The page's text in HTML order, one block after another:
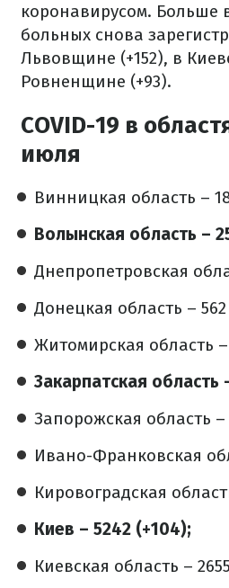
коронавирусом. Больше
больных снова
Львовщине (+152), в
Ровненщине (+93).
COVID-19 в
июля
Винницкая область –
Волынская область –
Днепропетровская
Донецкая область – 562
Житомирская область –
Закарпатская область
Запорожская область –
Ивано-Франковская
Кировоградская
Киев – 5242 (+104);
Киевская область –